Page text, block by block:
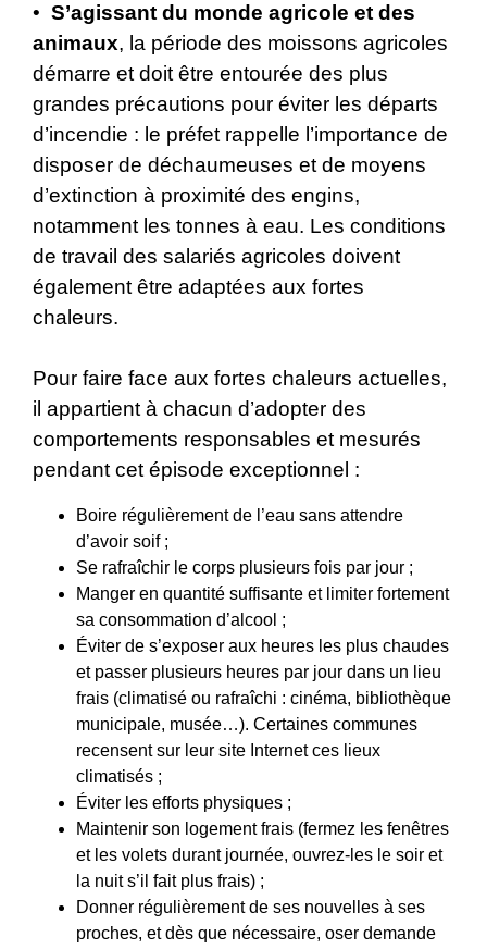
• S’agissant du monde agricole et des
animaux, la période des moissons agricoles
démarre et doit être entourée des plus
grandes précautions pour éviter les départs
d’incendie : le préfet rappelle l’importance de
disposer de déchaumeuses et de moyens
d’extinction à proximité des engins,
notamment les tonnes à eau. Les conditions
de travail des salariés agricoles doivent
également être adaptées aux fortes
chaleurs.
Pour faire face aux fortes chaleurs actuelles,
il appartient à chacun d’adopter des
comportements responsables et mesurés
pendant cet épisode exceptionnel :
Boire régulièrement de l’eau sans attendre
d’avoir soif ;
Se rafraîchir le corps plusieurs fois par jour ;
Manger en quantité suffisante et limiter fortement
sa consommation d’alcool ;
Éviter de s’exposer aux heures les plus chaudes
et passer plusieurs heures par jour dans un lieu
frais (climatisé ou rafraîchi : cinéma, bibliothèque
municipale, musée…). Certaines communes
recensent sur leur site Internet ces lieux
climatisés ;
Éviter les efforts physiques ;
Maintenir son logement frais (fermez les fenêtres
et les volets durant journée, ouvrez-les le soir et
la nuit s’il fait plus frais) ;
Donner régulièrement de ses nouvelles à ses
proches, et dès que nécessaire, oser demande